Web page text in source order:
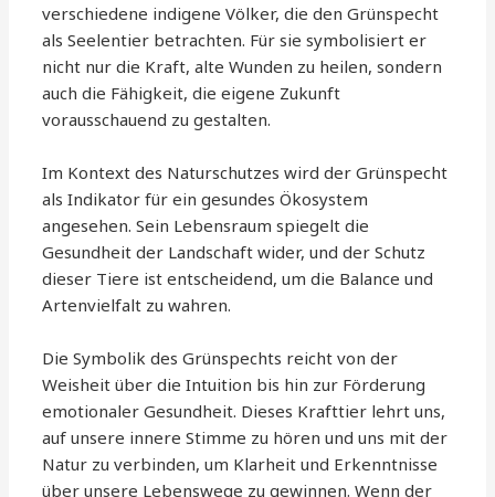
verschiedene indigene Völker, die den Grünspecht
als Seelentier betrachten. Für sie symbolisiert er
nicht nur die Kraft, alte Wunden zu heilen, sondern
auch die Fähigkeit, die eigene Zukunft
vorausschauend zu gestalten.
Im Kontext des Naturschutzes wird der Grünspecht
als Indikator für ein gesundes Ökosystem
angesehen. Sein Lebensraum spiegelt die
Gesundheit der Landschaft wider, und der Schutz
dieser Tiere ist entscheidend, um die Balance und
Artenvielfalt zu wahren.
Die Symbolik des Grünspechts reicht von der
Weisheit über die Intuition bis hin zur Förderung
emotionaler Gesundheit. Dieses Krafttier lehrt uns,
auf unsere innere Stimme zu hören und uns mit der
Natur zu verbinden, um Klarheit und Erkenntnisse
über unsere Lebenswege zu gewinnen. Wenn der